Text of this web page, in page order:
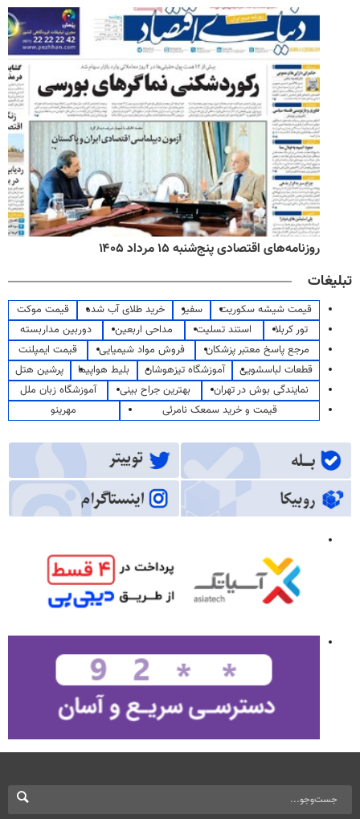
روزنامه‌های اقتصادی پنج‌شنبه ۱۵ مرداد ۱۴۰۵
تبلیغات
قیمت شیشه سکوریت سفیر خرید طلای آب شده
قیمت موکت
تور کربلا
استند تسلیت مداحی اربعین
دوربین مداربسته
مرجع پاسخ معتبر پزشکان
فروش مواد شیمیایی
قیمت ایمپلنت
قطعات لباسشویی
آموزشگاه تیزهوشان بلیط هواپیما
پرشین هتل
نمایندگی بوش در تهران
بهترین جراح بینی
آموزشگاه زبان ملل
قیمت و خرید سمعک نامرئی
مهرینو